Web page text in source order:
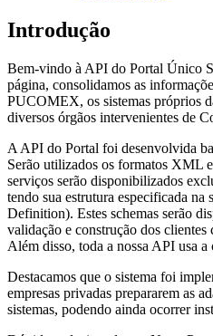
Introdução
Bem-vindo à API do Portal Único
página, consolidamos as
PUCOMEX, os sistemas próprios
diversos órgãos intervenientes de
A API do Portal foi desenvolvida
Serão utilizados os formatos XML
serviços serão disponibilizados
tendo sua estrutura especificada
Definition). Estes schemas serão
validação e construção dos clientes
Além disso, toda a nossa API usa
Destacamos que o sistema foi
empresas privadas prepararem as
sistemas, podendo ainda ocorrer